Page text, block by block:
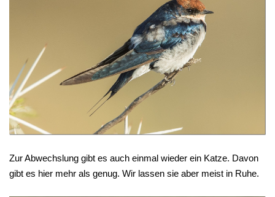
Zur Abwechslung gibt es auch einmal wieder ein Katze. Davon
gibt es hier mehr als genug. Wir lassen sie aber meist in Ruhe.